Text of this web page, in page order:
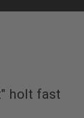
holt fast